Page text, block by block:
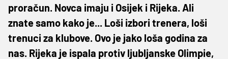
proračun. Novca imaju i Osijek i Rijeka. Ali
znate samo kako je... Loši izbori trenera, loši
trenuci za klubove. Ovo je jako loša godina za
nas. Rijeka je ispala protiv ljubljanske Olimpie,